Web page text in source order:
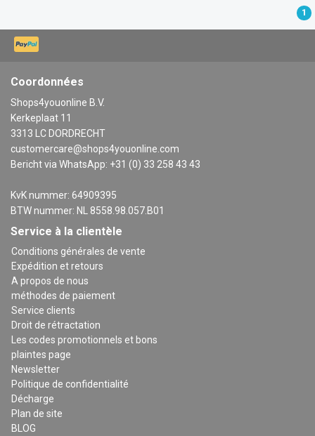
1
Coordonnées
Shops4youonline B.V.
Kerkeplaat 11
3313 LC DORDRECHT
customercare@shops4youonline.com
Bericht via WhatsApp: +31 (0) 33 258 43 43
KvK nummer: 64909395
BTW nummer: NL 8558.98.057.B01
Service à la clientèle
Conditions générales de vente
Expédition et retours
A propos de nous
méthodes de paiement
Service clients
Droit de rétractation
Les codes promotionnels et bons
plaintes page
Newsletter
Politique de confidentialité
Décharge
Plan de site
BLOG